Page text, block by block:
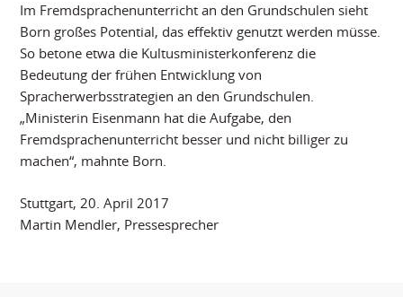
Im Fremdsprachenunterricht an den Grundschulen sieht
Born großes Potential, das effektiv genutzt werden müsse.
So betone etwa die Kultusministerkonferenz die
Bedeutung der frühen Entwicklung von
Spracherwerbsstrategien an den Grundschulen.
„Ministerin Eisenmann hat die Aufgabe, den
Fremdsprachenunterricht besser und nicht billiger zu
machen“, mahnte Born.
Stuttgart, 20. April 2017
Martin Mendler, Pressesprecher